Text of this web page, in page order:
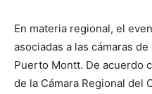
En materia regional, el
asociadas a las cámaras
Puerto Montt. De acuerdo
de la Cámara Regional del